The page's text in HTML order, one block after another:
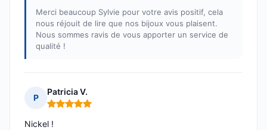
Merci beaucoup Sylvie pour votre avis positif, cela
nous réjouit de lire que nos bijoux vous plaisent.
Nous sommes ravis de vous apporter un service de
qualité !
P
Patricia V.
Note : 5 sur 5
Nickel !